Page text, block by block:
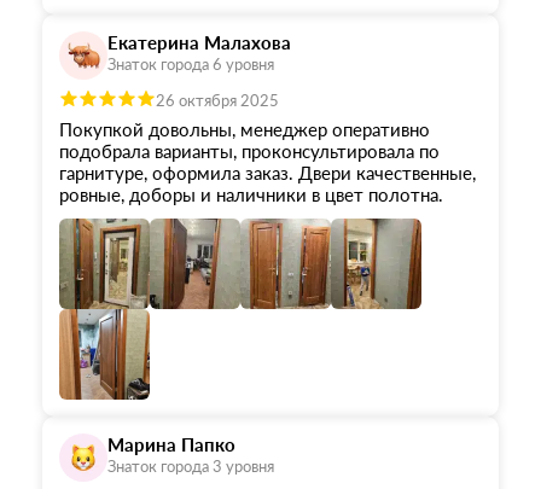
срок!!! Двери ставил Роман, плинтуса Дмитрий.
Качество установки на высоте!!! Служба сервиса
Екатерина и логист Елена. Слаженная работа
команды!!! Нам даже вернули деньги за
материалы, которые были заказаны с излишком
по моему просчету. Рекомендуем двери Ока!
Качество отменное за разумную цену!!!
Екатерина Малахова
Знаток города 6 уровня
26 октября 2025
Покупкой довольны, менеджер оперативно
подобрала варианты, проконсультировала по
гарнитуре, оформила заказ. Двери качественные,
ровные, доборы и наличники в цвет полотна.
Марина Папко
Знаток города 3 уровня